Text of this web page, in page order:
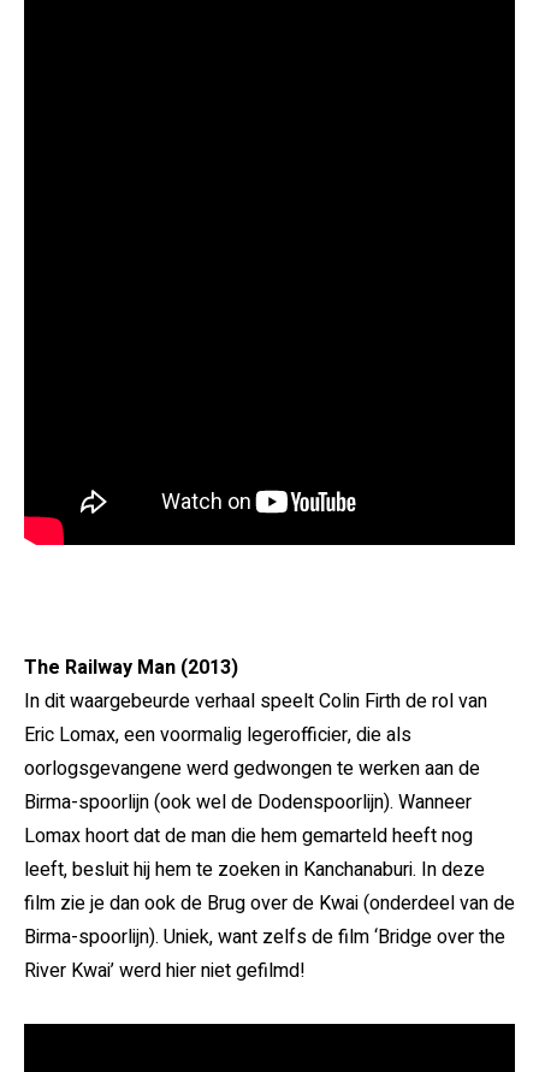
The Railway Man (2013)
In dit waargebeurde verhaal speelt Colin Firth de rol van
Eric Lomax, een voormalig legerofficier, die als
oorlogsgevangene werd gedwongen te werken aan de
Birma-spoorlijn (ook wel de Dodenspoorlijn). Wanneer
Lomax hoort dat de man die hem gemarteld heeft nog
leeft, besluit hij hem te zoeken in Kanchanaburi. In deze
film zie je dan ook de Brug over de Kwai (onderdeel van de
Birma-spoorlijn). Uniek, want zelfs de film ‘Bridge over the
River Kwai’ werd hier niet gefilmd!